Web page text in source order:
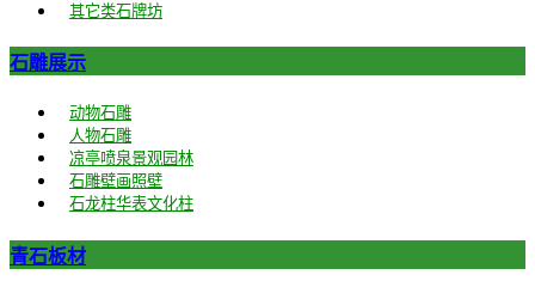
其它类石牌坊
石雕展示
动物石雕
人物石雕
凉亭喷泉景观园林
石雕壁画照壁
石龙柱华表文化柱
青石板材